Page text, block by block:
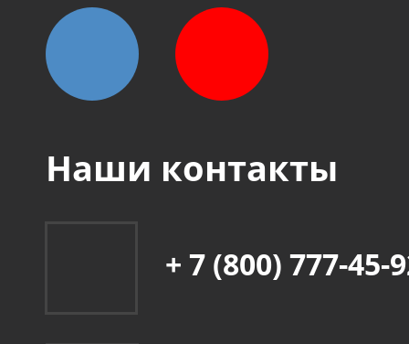
Наши контакты
+ 7 (800) 777-45-